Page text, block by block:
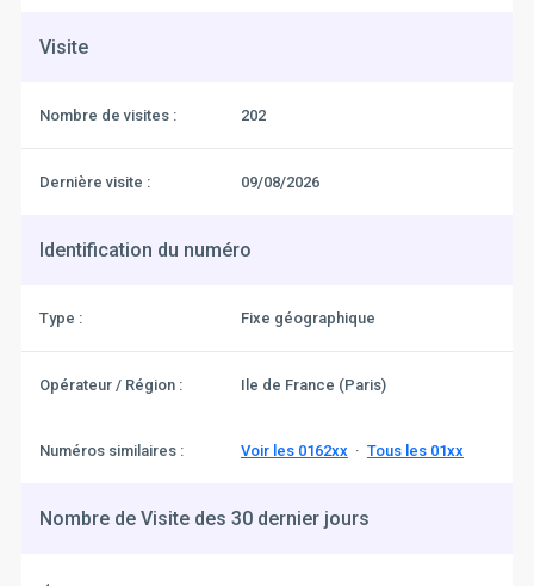
Visite
Nombre de visites : 202
Dernière visite : 09/08/2026
Identification du numéro
Type : Fixe géographique
Opérateur / Région : Ile de France (Paris)
Numéros similaires : Voir les 0162xx· Tous les 01xx
Nombre de Visite des 30 dernier jours